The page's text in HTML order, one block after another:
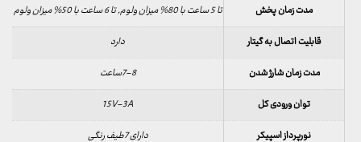
مدت زمان پخش
تا 5 ساعت با 80% میزان ولوم, تا 6 ساعت با 50% میزان ولوم
قابلیت اتصال به گیتار
دارد
مدت زمان شارژ شدن
7-8ساعت
توان ورودی کل
15V-3A
نورپرداز اسپیکر
دارای 7طیف رنگی